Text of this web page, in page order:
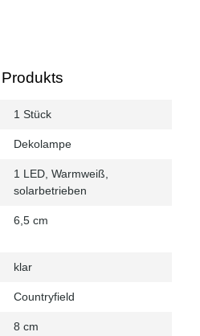
1 Stück
Dekolampe
1 LED , Warmweiß
solarbetrieben
6,5 cm
klar
Countryfield
8 cm